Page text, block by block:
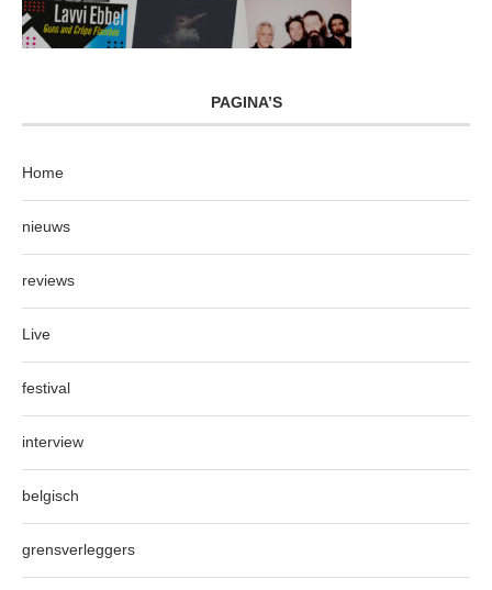
PAGINA’S
Home
nieuws
reviews
Live
festival
interview
belgisch
grensverleggers